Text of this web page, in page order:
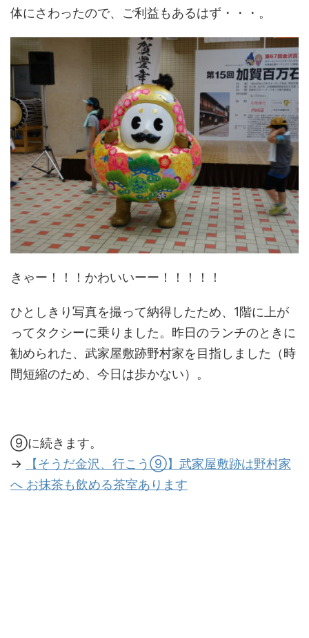
体にさわったので、ご利益もあるはず・・・。
きゃー！！！かわいいーー！！！！！
ひとしきり写真を撮って納得したため、1階に上が
ってタクシーに乗りました。昨日のランチのときに
勧められた、武家屋敷跡野村家を目指しました（時
間短縮のため、今日は歩かない）。
⑨に続きます。
→
【そうだ金沢、行こう⑨】武家屋敷跡は野村家
へ お抹茶も飲める茶室あります